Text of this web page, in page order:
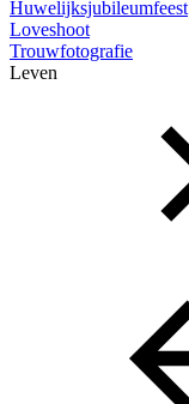
Huwelijksjubileumfeest
Loveshoot
Trouwfotografie
Leven